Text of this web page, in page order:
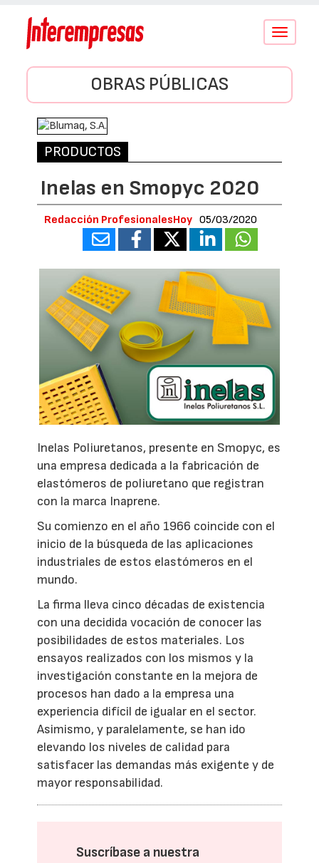
Conmutar
OBRAS PÚBLICAS
PRODUCTOS
Inelas en Smopyc 2020
Redacción ProfesionalesHoy 05/03/2020
Inelas Poliuretanos, presente en Smopyc, es
una empresa dedicada a la fabricación de
elastómeros de poliuretano que registran
con la marca Inaprene.
Su comienzo en el año 1966 coincide con el
inicio de la búsqueda de las aplicaciones
industriales de estos elastómeros en el
mundo.
La firma lleva cinco décadas de existencia
con una decidida vocación de conocer las
posibilidades de estos materiales. Los
ensayos realizados con los mismos y la
investigación constante en la mejora de
procesos han dado a la empresa una
experiencia difícil de igualar en el sector.
Asimismo, y paralelamente, se han ido
elevando los niveles de calidad para
satisfacer las demandas más exigente y de
mayor responsabilidad.
Suscríbase a nuestra